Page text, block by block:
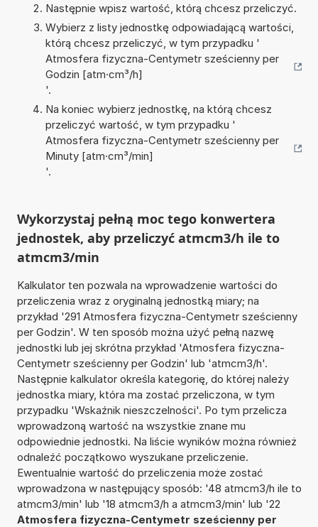
Następnie wpisz wartość, którą chcesz przeliczyć.
Wybierz z listy jednostkę odpowiadającą wartości,
którą chcesz przeliczyć, w tym przypadku '
Atmosfera fizyczna-Centymetr sześcienny per
Godzin [atm·cm³/h]
'.
Na koniec wybierz jednostkę, na którą chcesz
przeliczyć wartość, w tym przypadku '
Atmosfera fizyczna-Centymetr sześcienny per
Minuty [atm·cm³/min]
'.
Wykorzystaj pełną moc tego konwertera
jednostek, aby przeliczyć atmcm3/h ile to
atmcm3/min
Kalkulator ten pozwala na wprowadzenie wartości do
przeliczenia wraz z oryginalną jednostką miary; na
przykład '291 Atmosfera fizyczna-Centymetr sześcienny
per Godzin'. W ten sposób można użyć pełną nazwę
jednostki lub jej skrótna przykład 'Atmosfera fizyczna-
Centymetr sześcienny per Godzin' lub 'atmcm3/h'.
Następnie kalkulator określa kategorię, do której należy
jednostka miary, która ma zostać przeliczona, w tym
przypadku 'Wskaźnik nieszczelności'. Po tym przelicza
wprowadzoną wartość na wszystkie znane mu
odpowiednie jednostki. Na liście wyników można również
odnaleźć początkowo wyszukane przeliczenie.
Ewentualnie wartość do przeliczenia może zostać
wprowadzona w następujący sposób: '48 atmcm3/h ile to
atmcm3/min' lub '18 atmcm3/h a atmcm3/min' lub '22
Atmosfera fizyczna-Centymetr sześcienny per